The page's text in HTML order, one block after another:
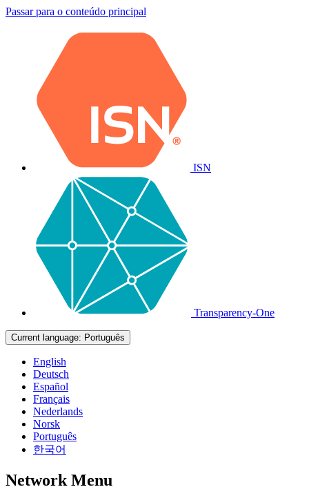
Passar para o conteúdo principal
ISN
Transparency-One
Current language: Português
English
Deutsch
Español
Français
Nederlands
Norsk
Português
한국어
Network Menu